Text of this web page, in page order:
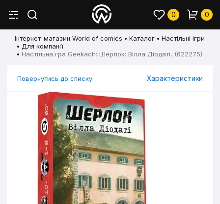
0 0
Інтернет-магазин World of comics Каталог
Настільні ігри
Для компанії
Настільна гра Geekach: Шерлок: Вілла Діодаті, (622275)
Повернутись до списку Характеристики